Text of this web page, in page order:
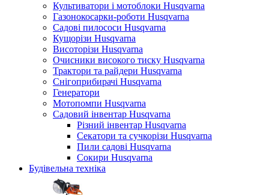
Культиватори і мотоблоки Husqvarna
Газонокосарки-роботи Husqvarna
Садові пилососи Husqvarna
Кущорізи Husqvarna
Висоторізи Husqvarna
Очисники високого тиску Husqvarna
Трактори та райдери Husqvarna
Снігоприбирачі Husqvarna
Генератори
Мотопомпи Husqvarna
Садовий інвентар Husqvarna
Різний інвентар Husqvarna
Секатори та сучкорізи Husqvarna
Пили садові Husqvarna
Сокири Husqvarna
Будівельна техніка